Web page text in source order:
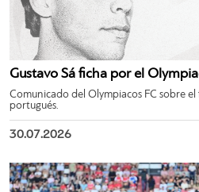
Gustavo Sá ficha por el
Comunicado del Olympiacos FC sobre
portugués.
30.07.2026